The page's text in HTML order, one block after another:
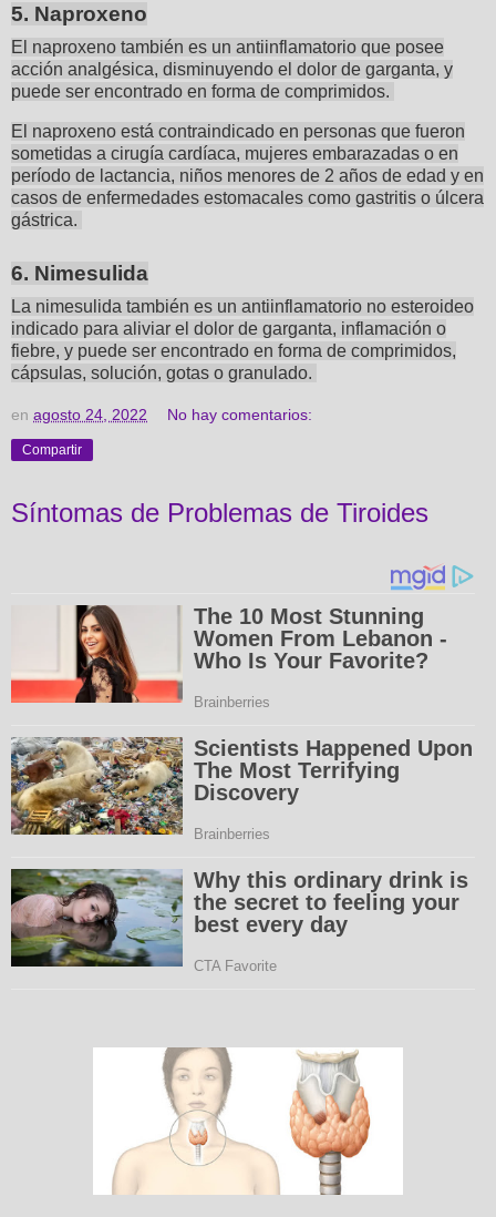
5. Naproxeno
El naproxeno también es un antiinflamatorio que posee
acción analgésica, disminuyendo el dolor de garganta, y
puede ser encontrado en forma de comprimidos.
El naproxeno está contraindicado en personas que fueron
sometidas a cirugía cardíaca, mujeres embarazadas o en
período de lactancia, niños menores de 2 años de edad y en
casos de enfermedades estomacales como gastritis o úlcera
gástrica.
6. Nimesulida
La nimesulida también es un antiinflamatorio no esteroideo
indicado para aliviar el dolor de garganta, inflamación o
fiebre, y puede ser encontrado en forma de comprimidos,
cápsulas, solución, gotas o granulado.
en agosto 24, 2022 No hay comentarios:
Compartir
Síntomas de Problemas de Tiroides